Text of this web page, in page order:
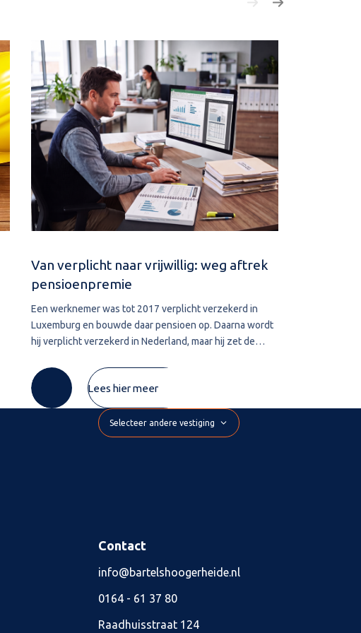
Van verplicht naar vrijwillig: weg aftrek
pensioenpremie
Een werknemer was tot 2017 verplicht verzekerd in
Luxemburg en bouwde daar pensioen op. Daarna wordt
hij verplicht verzekerd in Nederland, maar hij zet de
premie die hij zelf betaalt, wil hij
Lees hier meer
Selecteer andere vestiging
Contact
info@bartelshoogerheide.nl
0164 - 61 37 80
Raadhuisstraat 124